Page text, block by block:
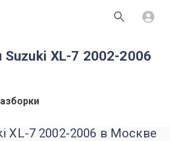
Suzuki XL-7 2002-2006
XL-7 2002-2006 в Москве